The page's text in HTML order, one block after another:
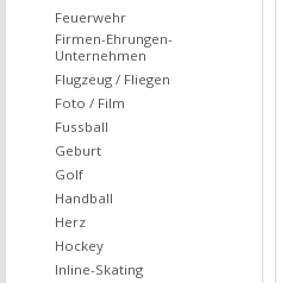
Feuerwehr
Firmen-Ehrungen-
Unternehmen
Flugzeug / Fliegen
Foto / Film
Fussball
Geburt
Golf
Handball
Herz
Hockey
Inline-Skating